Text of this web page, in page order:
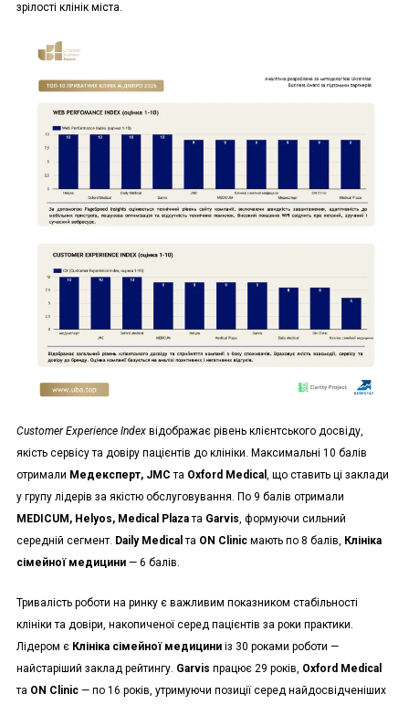
зрілості клінік міста.
Customer Experience Indexвідображає рівень клієнтського досвіду,
якість сервісу та довіру пацієнтів до клініки. Максимальні 10 балів
отримали Медексперт, JMCта Oxford Medical , що ставить ці заклади
у групу лідерів за якістю обслуговування. По 9 балів отримали
MEDICUM, Helyos, Medical Plazaта Garvis, формуючи сильний
середній сегмент. Daily Medicalта ON Clinicмають по 8 балів, Клініка
сімейної медицини— 6 балів.
Тривалість роботи на ринку є важливим показником стабільності
клініки та довіри, накопиченої серед пацієнтів за роки практики.
Лідером є Клініка сімейної медициниіз 30 роками роботи —
найстаріший заклад рейтингу. Garvis працює 29 років, Oxford Medical
та ON Clinic— по 16 років, утримуючи позиції серед найдосвідченіших